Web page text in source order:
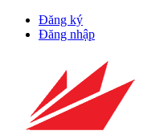
Đăng ký
Đăng nhập